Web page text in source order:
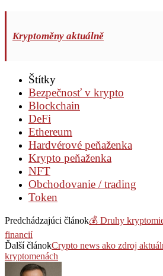
Kryptoměny aktuálně
Štítky
Bezpečnosť v krypto
Blockchain
DeFi
Ethereum
Hardvérové peňaženka
Krypto peňaženka
NFT
Obchodovanie / trading
Token
Predchádzajúci článok💰 Druhy
financií
Ďalší článokCrypto news ako zdroj
kryptomenách